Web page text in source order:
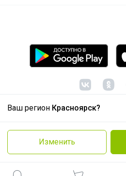
Ваш регион Красноярск?
Изменить
© ООО "Лявита", ОГРН
Политика
Cоглашение